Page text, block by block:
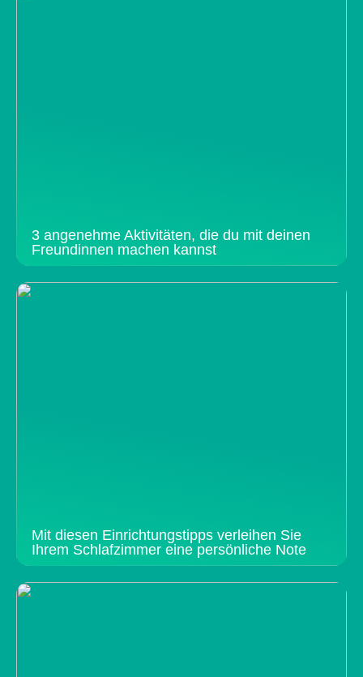
3 angenehme Aktivitäten, die du mit deinen
Freundinnen machen kannst
Mit diesen Einrichtungstipps verleihen Sie
Ihrem Schlafzimmer eine persönliche Note